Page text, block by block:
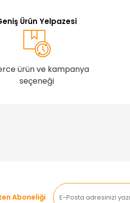
Ürün Yelpazesi
ürün ve kampanya
seçeneği
Aboneliği